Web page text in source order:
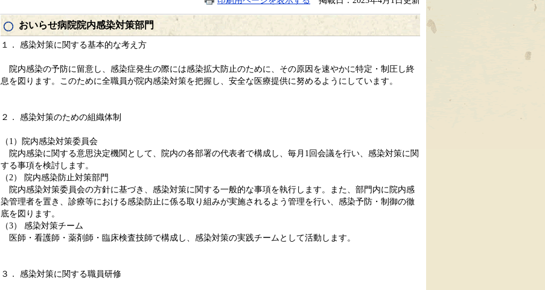
おいらせ病院院内感染対策部門
１． 感染対策に関する基本的な考え方
院内感染の予防に留意し、感染症発生の際には感染拡大防止のために、その原因を速やかに特定・制圧し終
息を図ります。このために全職員が院内感染対策を把握し、安全な医療提供に努めるようにしています。
２． 感染対策のための組織体制
（1）院内感染対策委員会
院内感染に関する意思決定機関として、院内の各部署の代表者で構成し、毎月1回会議を行い、感染対策に関
する事項を検討します。
（2） 院内感染防止対策部門
院内感染対策委員会の方針に基づき、感染対策に関する一般的な事項を執行します。また、部門内に院内感
染管理者を置き、診療等における感染防止に係る取り組みが実施されるよう管理を行い、感染予防・制御の徹
底を図ります。
（3） 感染対策チーム
医師・看護師・薬剤師・臨床検査技師で構成し、感染対策の実践チームとして活動します。
３． 感染対策に関する職員研修